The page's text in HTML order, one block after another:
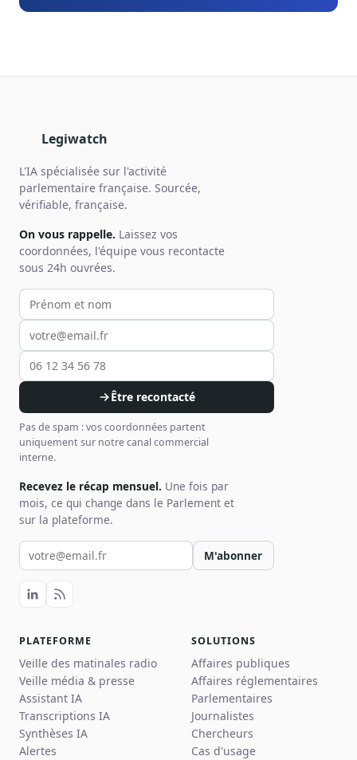
Legiwatch
L'IA spécialisée sur l'activité
parlementaire française. Sourcée,
vérifiable, française.
On vous rappelle. Laissez vos
coordonnées, l'équipe vous recontacte
sous 24h ouvrées.
Votre prénom et nom
Votre email
Votre téléphone
Être recontacté
Pas de spam : vos coordonnées partent
uniquement sur notre canal commercial
interne.
Recevez le récap mensuel. Une fois par
mois, ce qui change dans le Parlement et
sur la plateforme.
Votre email pour la newsletter
M'abonner
PLATEFORME
Veille des matinales radio
Veille média & presse
Assistant IA
Transcriptions IA
Synthèses IA
Alertes
SOLUTIONS
Affaires publiques
Affaires réglementaires
Parlementaires
Journalistes
Chercheurs
Cas d'usage